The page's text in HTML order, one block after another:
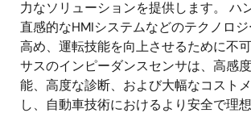
力なソリューションを提供します。 ハ
直感的なHMIシステムなどのテクノロ
高め、運転技能を向上させるために不
サスのインピーダンスセンサは、高感
能、高度な診断、および大幅なコスト
し、自動車技術におけるより安全で理